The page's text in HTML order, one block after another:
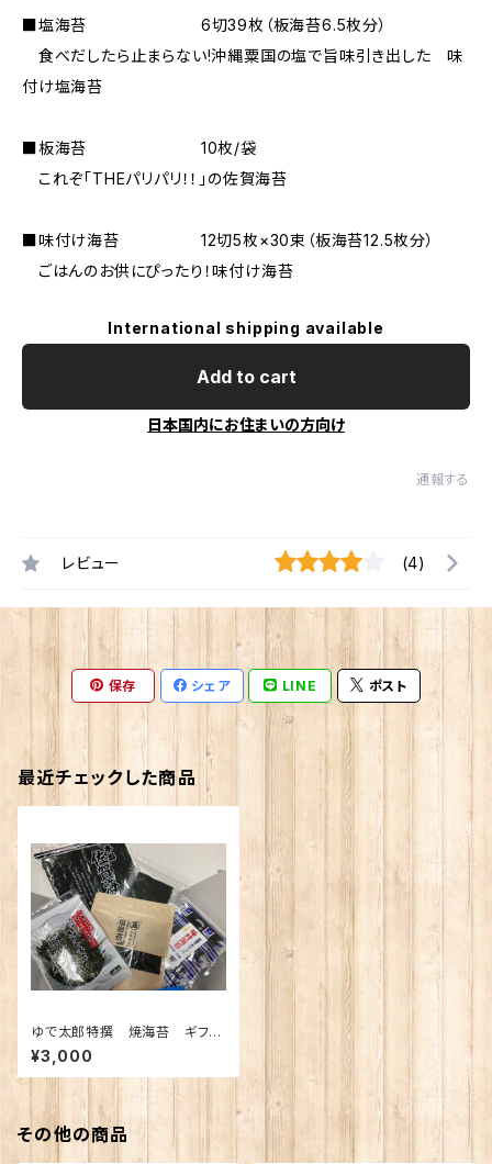
■塩海苔 6切39枚（板海苔6.5枚分）
食べだしたら止まらない!沖縄粟国の塩で旨味引き出した 味
付け塩海苔
■板海苔 10枚/袋
これぞ「THEパリパリ！！」の佐賀海苔
■味付け海苔 12切5枚×30束（板海苔12.5枚分）
ごはんのお供にぴったり！味付け海苔
International shipping available
Add to cart
日本国内にお住まいの方向け
通報する
レビュー (4)
保存 シェア LINE ポスト
最近チェックした商品
ゆで太郎特撰 焼海苔 ギフト
セット
¥3,000
その他の商品